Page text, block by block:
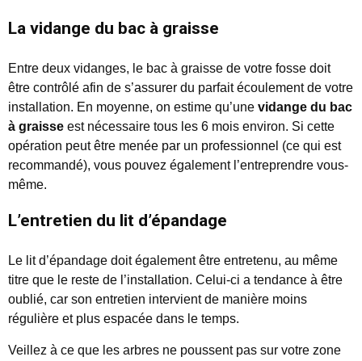
La vidange du bac à graisse
Entre deux vidanges, le bac à graisse de votre fosse doit
être contrôlé afin de s’assurer du parfait écoulement de votre
installation. En moyenne, on estime qu’une vidange du bac
à graisse est nécessaire tous les 6 mois environ. Si cette
opération peut être menée par un professionnel (ce qui est
recommandé), vous pouvez également l’entreprendre vous-
même.
L’entretien du lit d’épandage
Le lit d’épandage doit également être entretenu, au même
titre que le reste de l’installation. Celui-ci a tendance à être
oublié, car son entretien intervient de manière moins
régulière et plus espacée dans le temps.
Veillez à ce que les arbres ne poussent pas sur votre zone